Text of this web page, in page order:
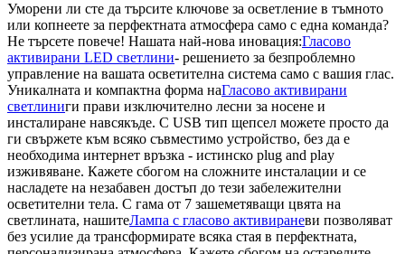
Уморени ли сте да търсите ключове за осветление в тъмното
или копнеете за перфектната атмосфера само с една команда?
Не търсете повече! Нашата най-нова иновация:Гласово
активирани LED светлини- решението за безпроблемно
управление на вашата осветителна система само с вашия глас.
Уникалната и компактна форма наГласово активирани
светлиниги прави изключително лесни за носене и
инсталиране навсякъде. С USB тип щепсел можете просто да
ги свържете към всяко съвместимо устройство, без да е
необходима интернет връзка - истинско plug and play
изживяване. Кажете сбогом на сложните инсталации и се
насладете на незабавен достъп до тези забележителни
осветителни тела. С гама от 7 зашеметяващи цвята на
светлината, нашитеЛампа с гласово активираневи позволяват
без усилие да трансформирате всяка стая в перфектната,